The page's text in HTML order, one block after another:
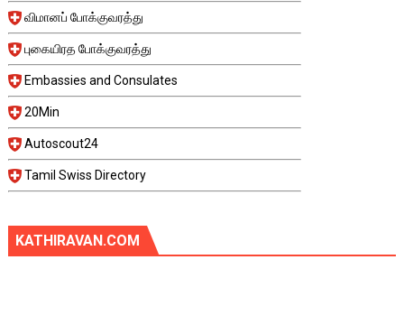
விமானப் போக்குவரத்து
புகையிரத போக்குவரத்து
Embassies and Consulates
20Min
Autoscout24
Tamil Swiss Directory
KATHIRAVAN.COM